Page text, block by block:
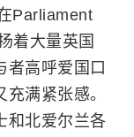
Parliament
着大量英国
者高呼爱国口
满紧张感。
和北爱尔兰各